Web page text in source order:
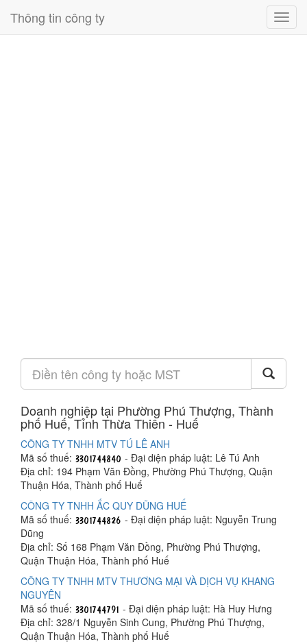
Thông tin công ty
Doanh nghiệp tại Phường Phú Thượng, Thành
phố Huế, Tỉnh Thừa Thiên - Huế
CÔNG TY TNHH MTV TÚ LÊ ANH
Mã số thuế:
- Đại diện pháp luật: Lê Tú Anh
Địa chỉ: 194 Phạm Văn Đồng, Phường Phú Thượng, Quận
Thuận Hóa, Thành phố Huế
CÔNG TY TNHH ẮC QUY DŨNG HUẾ
Mã số thuế:
- Đại diện pháp luật: Nguyễn Trung
Dũng
Địa chỉ: Số 168 Phạm Văn Đồng, Phường Phú Thượng,
Quận Thuận Hóa, Thành phố Huế
CÔNG TY TNHH MTV THƯƠNG MẠI VÀ DỊCH VỤ KHANG
NGUYÊN
Mã số thuế:
- Đại diện pháp luật: Hà Huy Hưng
Địa chỉ: 328/1 Nguyễn Sinh Cung, Phường Phú Thượng,
Quận Thuận Hóa, Thành phố Huế